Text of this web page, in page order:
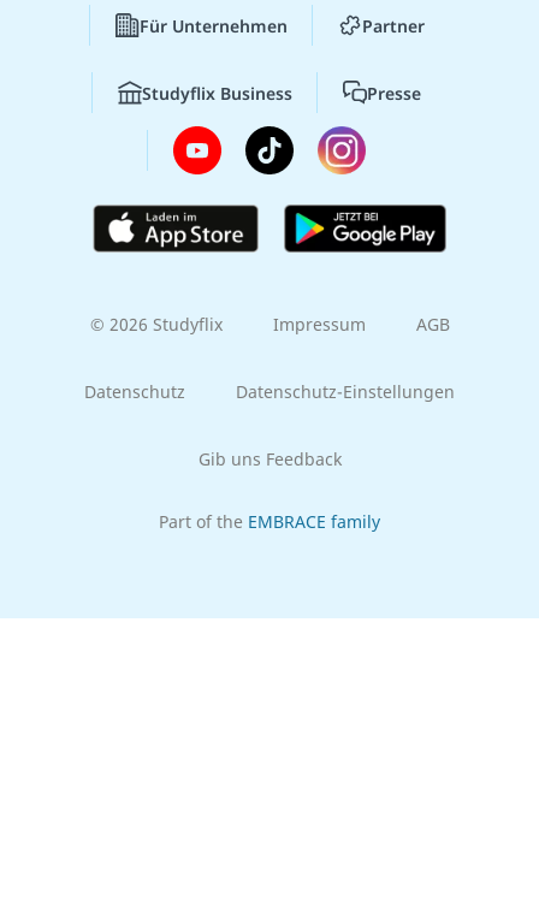
Für Unternehmen Partner
Studyflix Business Presse
© 2026 Studyflix Impressum AGB
Datenschutz Datenschutz-Einstellungen
Gib uns Feedback
Part of the EMBRACE family